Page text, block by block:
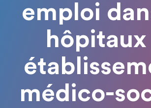
emploi
médico-